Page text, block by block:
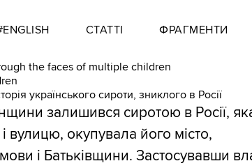
СТАТТІ ФРАГМЕНТИ
українського сироти, зниклого в Росії
залишився сиротою в Росії,
вулицю, окупувала його місто,
і Батьківщини. Застосувавши